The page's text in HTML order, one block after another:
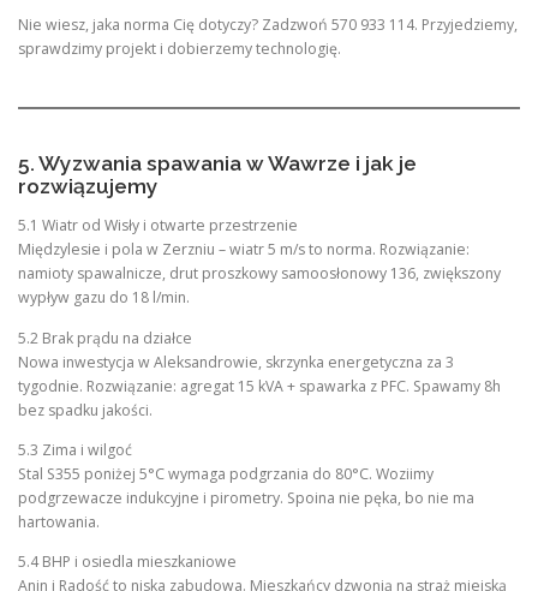
Nie wiesz, jaka norma Cię dotyczy? Zadzwoń 570 933 114. Przyjedziemy,
sprawdzimy projekt i dobierzemy technologię.
5. Wyzwania spawania w Wawrze i jak je
rozwiązujemy
5.1 Wiatr od Wisły i otwarte przestrzenie
Międzylesie i pola w Zerzniu – wiatr 5 m/s to norma. Rozwiązanie:
namioty spawalnicze, drut proszkowy samoosłonowy 136, zwiększony
wypływ gazu do 18 l/min.
5.2 Brak prądu na działce
Nowa inwestycja w Aleksandrowie, skrzynka energetyczna za 3
tygodnie. Rozwiązanie: agregat 15 kVA + spawarka z PFC. Spawamy 8h
bez spadku jakości.
5.3 Zima i wilgoć
Stal S355 poniżej 5°C wymaga podgrzania do 80°C. Woziimy
podgrzewacze indukcyjne i pirometry. Spoina nie pęka, bo nie ma
hartowania.
5.4 BHP i osiedla mieszkaniowe
Anin i Radość to niska zabudowa. Mieszkańcy dzwonią na straż miejską